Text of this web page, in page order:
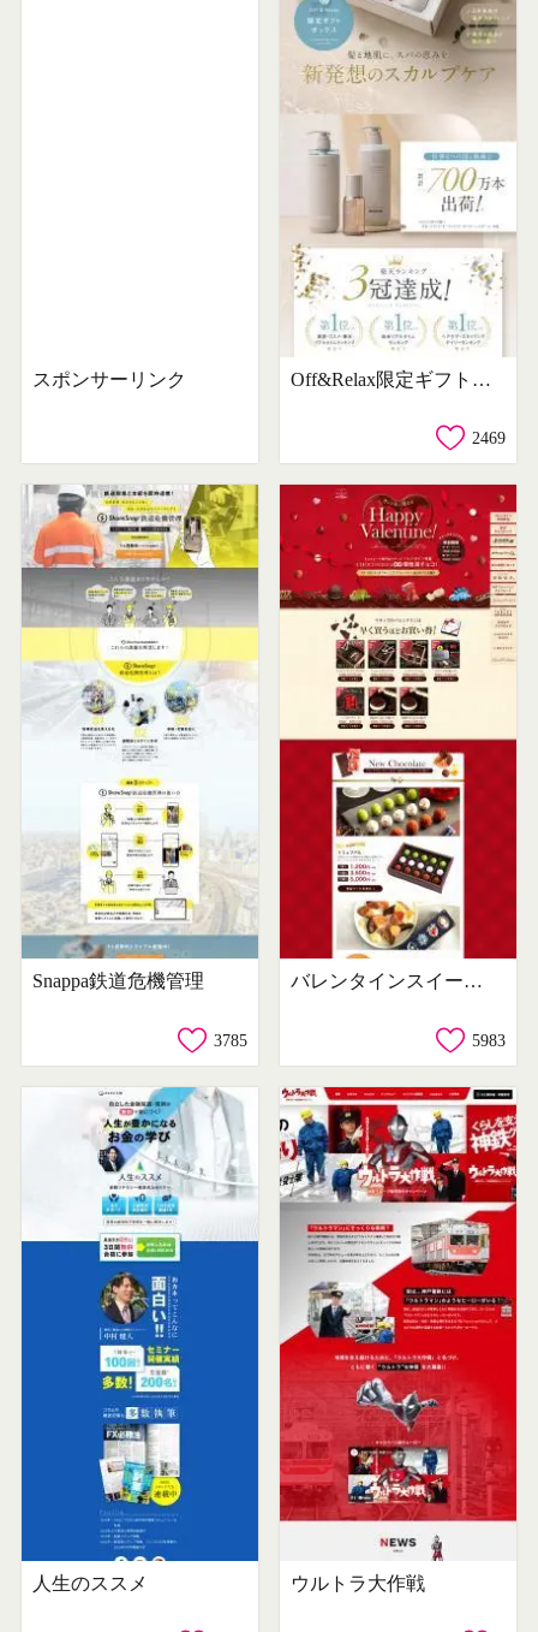
スポンサーリンク Off&Relax限定ギフトボックス
2469
Snappa鉄道危機管理
3785
バレンタインスイーツ特集2021
5983
人生のススメ ウルトラ大作戦